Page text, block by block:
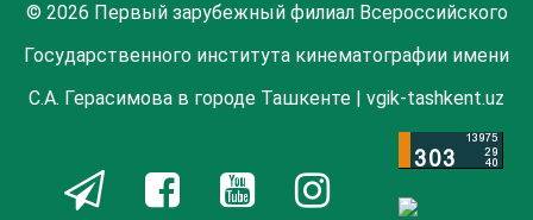
© 2026 Первый зарубежный филиал Всероссийского
Государственного института кинематографии имени
С.А. Герасимова в городе Ташкенте | vgik-tashkent.uz